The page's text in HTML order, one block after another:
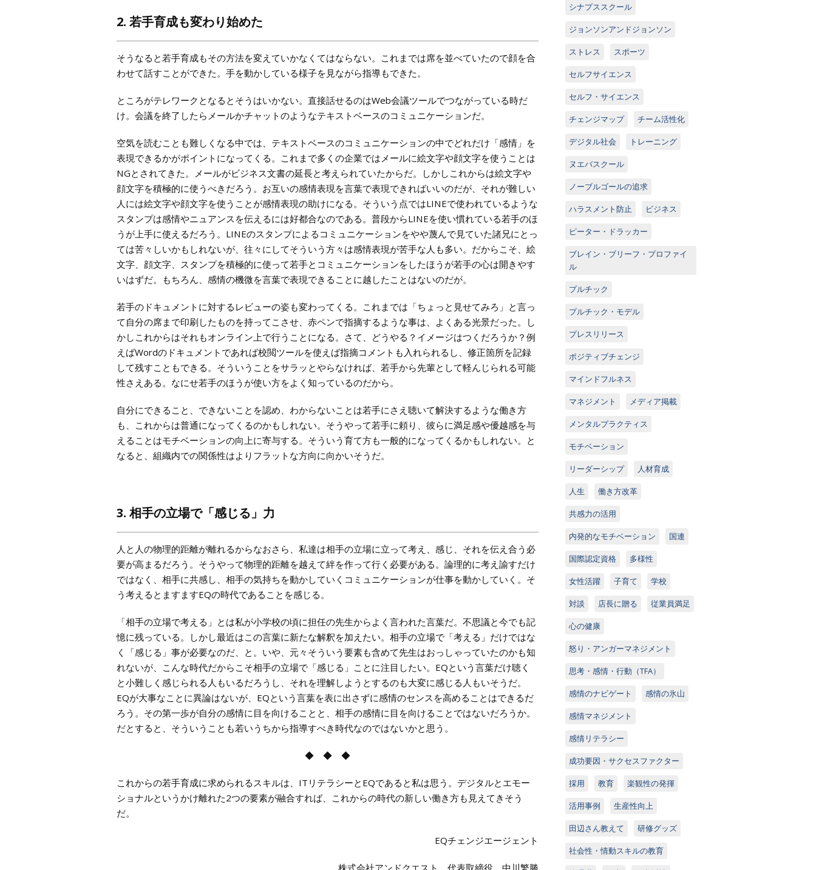
2. 若手育成も変わり始めた
そうなると若手育成もその方法を変えていかなくてはならない。これまでは席を並べていたので顔を合
わせて話すことができた。手を動かしている様子を見ながら指導もできた。
ところがテレワークとなるとそうはいかない。直接話せるのはWeb会議ツールでつながっている時だ
け。会議を終了したらメールかチャットのようなテキストベースのコミュニケーションだ。
空気を読むことも難しくなる中では、テキストベースのコミュニケーションの中でどれだけ「感情」を
表現できるかがポイントになってくる。これまで多くの企業ではメールに絵文字や顔文字を使うことは
NGとされてきた。メールがビジネス文書の延長と考えられていたからだ。しかしこれからは絵文字や
顔文字を積極的に使うべきだろう。お互いの感情表現を言葉で表現できればいいのだが、それが難しい
人には絵文字や顔文字を使うことが感情表現の助けになる。そういう点ではLINEで使われているような
スタンプは感情やニュアンスを伝えるには好都合なのである。普段からLINEを使い慣れている若手のほ
うが上手に使えるだろう。LINEのスタンプによるコミュニケーションをやや蔑んで見ていた諸兄にとっ
ては苦々しいかもしれないが、往々にしてそういう方々は感情表現が苦手な人も多い。だからこそ、絵
文字、顔文字、スタンプを積極的に使って若手とコミュニケーションをしたほうが若手の心は開きやす
いはずだ。もちろん、感情の機微を言葉で表現できることに越したことはないのだが。
若手のドキュメントに対するレビューの姿も変わってくる。これまでは「ちょっと見せてみろ」と言っ
て自分の席まで印刷したものを持ってこさせ、赤ペンで指摘するような事は、よくある光景だった。し
かしこれからはそれもオンライン上で行うことになる。さて、どうやる？イメージはつくだろうか？例
えばWordのドキュメントであれば校閲ツールを使えば指摘コメントも入れられるし、修正箇所を記録
して残すこともできる。そういうことをサラッとやらなければ、若手から先輩として軽んじられる可能
性さえある。なにせ若手のほうが使い方をよく知っているのだから。
自分にできること、できないことを認め、わからないことは若手にさえ聴いて解決するような働き方
も、これからは普通になってくるのかもしれない。そうやって若手に頼り、彼らに満足感や優越感を与
えることはモチベーションの向上に寄与する。そういう育て方も一般的になってくるかもしれない。と
なると、組織内での関係性はよりフラットな方向に向かいそうだ。
3. 相手の立場で「感じる」力
人と人の物理的距離が離れるからなおさら、私達は相手の立場に立って考え、感じ、それを伝え合う必
要が高まるだろう。そうやって物理的距離を越えて絆を作って行く必要がある。論理的に考え諭すだけ
ではなく、相手に共感し、相手の気持ちを動かしていくコミュニケーションが仕事を動かしていく。そ
う考えるとますますEQの時代であることを感じる。
「相手の立場で考える」とは私が小学校の頃に担任の先生からよく言われた言葉だ。不思議と今でも記
憶に残っている。しかし最近はこの言葉に新たな解釈を加えたい。相手の立場で「考える」だけではな
く「感じる」事が必要なのだ、と。いや、元々そういう要素も含めて先生はおっしゃっていたのかも知
れないが、こんな時代だからこそ相手の立場で「感じる」ことに注目したい。EQという言葉だけ聴く
と小難しく感じられる人もいるだろうし、それを理解しようとするのも大変に感じる人もいそうだ。
EQが大事なことに異論はないが、EQという言葉を表に出さずに感情のセンスを高めることはできるだ
ろう。その第一歩が自分の感情に目を向けることと、相手の感情に目を向けることではないだろうか。
だとすると、そういうことも若いうちから指導すべき時代なのではないかと思う。
◆ ◆ ◆
これからの若手育成に求められるスキルは、ITリテラシーとEQであると私は思う。デジタルとエモー
ショナルというかけ離れた2つの要素が融合すれば、これからの時代の新しい働き方も見えてきそう
だ。
EQチェンジエージェント
株式会社アンドクエスト 代表取締役 中川繁勝
シナプススクール
ジョンソンアンドジョンソン
ストレス スポーツ
セルフサイエンス
セルフ・サイエンス
チェンジマップ チーム活性化
デジタル社会 トレーニング
ヌエバスクール
ノーブルゴールの追求
ハラスメント防止 ビジネス
ピーター・ドラッカー
ブレイン・ブリーフ・プロファイ
ル
プルチック
プルチック・モデル
プレスリリース
ポジティブチェンジ
マインドフルネス
マネジメント メディア掲載
メンタルプラクティス
モチベーション
リーダーシップ 人材育成
人生 働き方改革
共感力の活用
内発的なモチベーション 国連
国際認定資格 多様性
女性活躍 子育て 学校
対談 店長に贈る 従業員満足
心の健康
怒り・アンガーマネジメント
思考・感情・行動（TFA）
感情のナビゲート 感情の氷山
感情マネジメント
感情リテラシー
成功要因・サクセスファクター
採用 教育 楽観性の発揮
活用事例 生産性向上
田辺さん教えて 研修グッズ
社会性・情動スキルの教育